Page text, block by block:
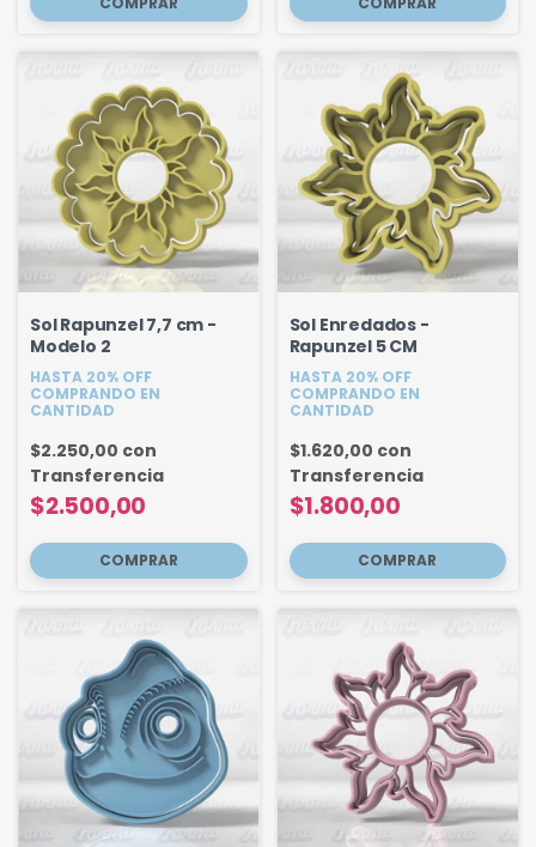
Sol Rapunzel 7,7 cm -
Modelo 2
HASTA 20% OFF
COMPRANDO EN
CANTIDAD
$2.500,00
$2.250,00 con
Transferencia
Sol Enredados -
Rapunzel 5 CM
HASTA 20% OFF
COMPRANDO EN
CANTIDAD
$1.800,00
$1.620,00 con
Transferencia